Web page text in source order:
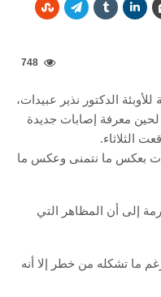
748
الدكتور نذير عبيدات،
إن علينا أن ننتظر قرابة 14 يوم لحين معرفة إصابات جديدة
الثلاثاء.
بعكس ما نتمنى وعكس ما
إلى أن المظاهر التي
ما تشكله من خطر إلا أنه